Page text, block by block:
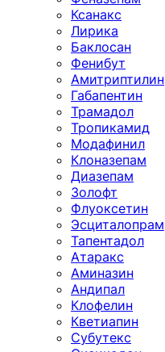
Ксанакс
Лирика
Баклосан
Фенибут
Амитриптилин
Габапентин
Трамадол
Тропикамид
Модафинил
Клоназепам
Диазепам
Золофт
Флуоксетин
Эсциталопрам
Тапентадол
Атаракс
Аминазин
Андипал
Клофелин
Кветиапин
Субутекс